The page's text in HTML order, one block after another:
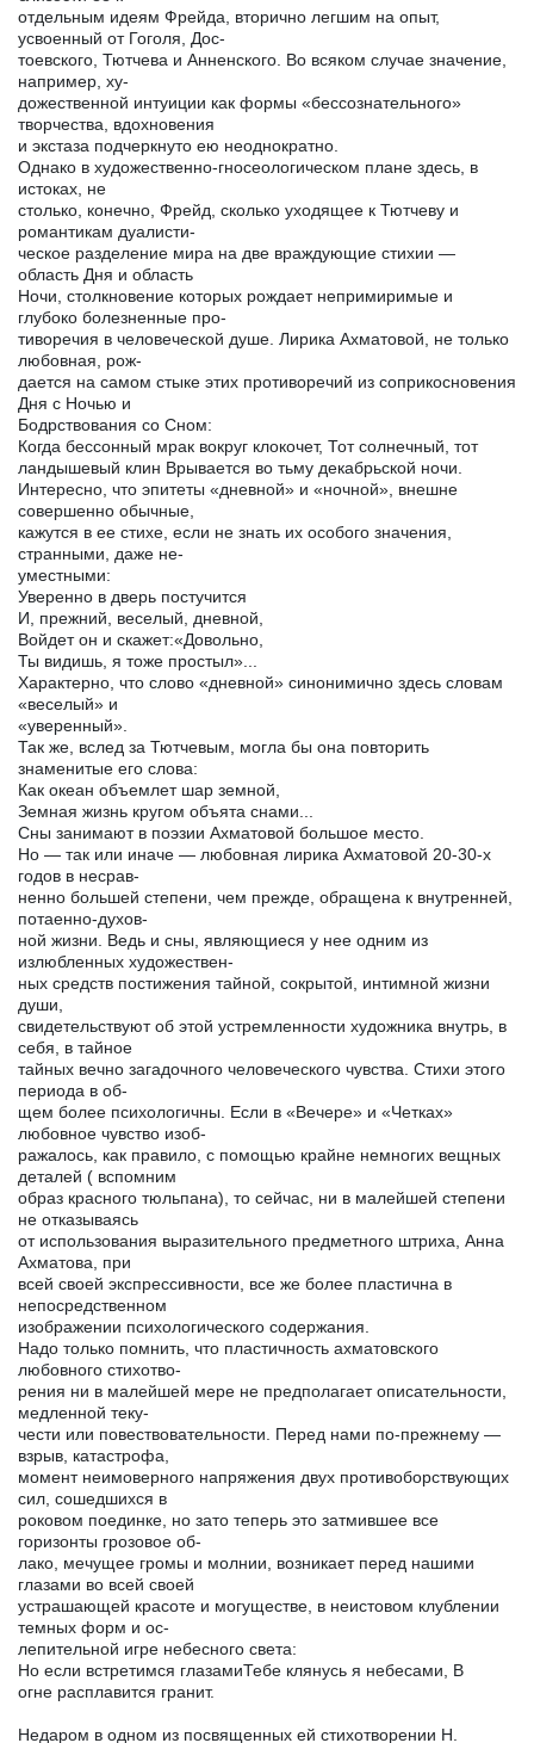
отдельным идеям Фрейда, вторично легшим на опыт,
усвоенный от Гоголя, Дос-
тоевского, Тютчева и Анненского. Во всяком случае значение,
например, ху-
дожественной интуиции как формы «бессознательного»
творчества, вдохновения
и экстаза подчеркнуто ею неоднократно.
Однако в художественно-гносеологическом плане здесь, в
истоках, не
столько, конечно, Фрейд, сколько уходящее к Тютчеву и
романтикам дуалисти-
ческое разделение мира на две враждующие стихии —
область Дня и область
Ночи, столкновение которых рождает непримиримые и
глубоко болезненные про-
тиворечия в человеческой душе. Лирика Ахматовой, не только
любовная, рож-
дается на самом стыке этих противоречий из соприкосновения
Дня с Ночью и
Бодрствования со Сном:
Когда бессонный мрак вокруг клокочет, Тот солнечный, тот
ландышевый клин Врывается во тьму декабрьской ночи.
Интересно, что эпитеты «дневной» и «ночной», внешне
совершенно обычные,
кажутся в ее стихе, если не знать их особого значения,
странными, даже не-
уместными:
Уверенно в дверь постучится
И, прежний, веселый, дневной,
Войдет он и скажет:«Довольно,
Ты видишь, я тоже простыл»...
Характерно, что слово «дневной» синонимично здесь словам
«веселый» и
«уверенный».
Так же, вслед за Тютчевым, могла бы она повторить
знаменитые его слова:
Как океан объемлет шар земной,
Земная жизнь кругом объята снами...
Сны занимают в поэзии Ахматовой большое место.
Но — так или иначе — любовная лирика Ахматовой 20-30-х
годов в несрав-
ненно большей степени, чем прежде, обращена к внутренней,
потаенно-духов-
ной жизни. Ведь и сны, являющиеся у нее одним из
излюбленных художествен-
ных средств постижения тайной, сокрытой, интимной жизни
души,
свидетельствуют об этой устремленности художника внутрь, в
себя, в тайное
тайных вечно загадочного человеческого чувства. Стихи этого
периода в об-
щем более психологичны. Если в «Вечере» и «Четках»
любовное чувство изоб-
ражалось, как правило, с помощью крайне немногих вещных
деталей ( вспомним
образ красного тюльпана), то сейчас, ни в малейшей степени
не отказываясь
от использования выразительного предметного штриха, Анна
Ахматова, при
всей своей экспрессивности, все же более пластична в
непосредственном
изображении психологического содержания.
Надо только помнить, что пластичность ахматовского
любовного стихотво-
рения ни в малейшей мере не предполагает описательности,
медленной теку-
чести или повествовательности. Перед нами по-прежнему —
взрыв, катастрофа,
момент неимоверного напряжения двух противоборствующих
сил, сошедшихся в
роковом поединке, но зато теперь это затмившее все
горизонты грозовое об-
лако, мечущее громы и молнии, возникает перед нашими
глазами во всей своей
устрашающей красоте и могуществе, в неистовом клублении
темных форм и ос-
лепительной игре небесного света:
Но если встретимся глазамиТебе клянусь я небесами, В
огне расплавится гранит.
Недаром в одном из посвященных ей стихотворении Н.